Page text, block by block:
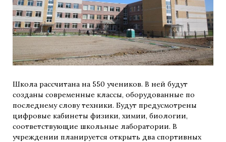
Школа рассчитана на 550 учеников. В ней будут
созданы современные классы, оборудованные по
последнему слову техники. Будут предусмотрены
цифровые кабинеты физики, химии, биологии,
соответствующие школьные лаборатории. В
учреждении планируется открыть два спортивных